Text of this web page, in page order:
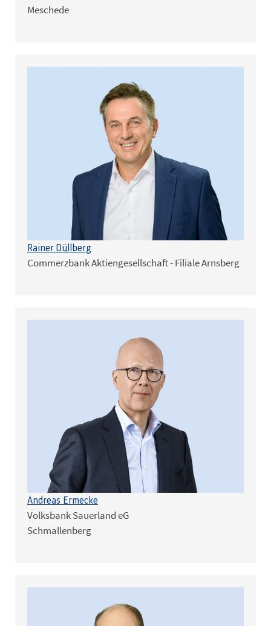
Meschede
Rainer Düllberg
Commerzbank Aktiengesellschaft - Filiale Arnsberg
Andreas Ermecke
Volksbank Sauerland eG
Schmallenberg